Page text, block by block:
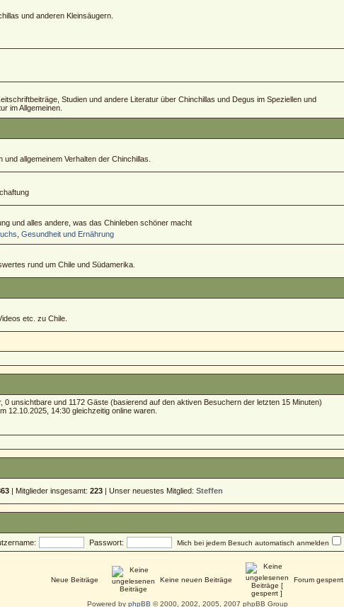
und anderen Kleinsäugern.
Studien und andere Literatur über Chinchillas und Degus im Speziellen und
im Allgemeinen.
allgemeinem Verhalten der Chinchillas.
und alles andere, was das Chinleben schöner macht
Gesundheit und Ernährung
rund um Chile und Südamerika.
etc. zu Chile.
unsichtbare und 1172 Gäste (basierend auf den aktiven Besuchern der letzten 15 Minuten)
12.10.2025, 14:30 gleichzeitig online waren.
| Mitglieder insgesamt: 223| Unser neuestes Mitglied: Steffen
Passwort: Mich bei jedem Besuch automatisch anmelden
Neue Beiträge Keine neuen Beiträge Forum gesperrt
Powered by phpBB © 2000, 2002, 2005, 2007 phpBB Group